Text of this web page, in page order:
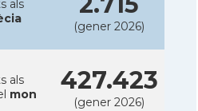
als
(gener 2026)
als
mon 427.423
(gener 2026)